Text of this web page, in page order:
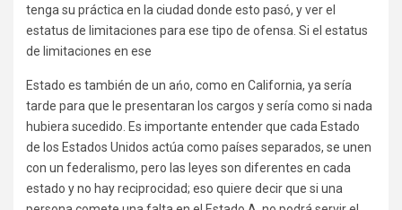
tenga su práctica en la ciudad donde esto pasó, y ver el
estatus de limitaciones para ese tipo de ofensa. Si el estatus
de limitaciones en ese
Estado es también de un ańo, como en California, ya sería
tarde para que le presentaran los cargos y sería como si nada
hubiera sucedido. Es importante entender que cada Estado
de los Estados Unidos actúa como países separados, se unen
con un federalismo, pero las leyes son diferentes en cada
estado y no hay reciprocidad; eso quiere decir que si una